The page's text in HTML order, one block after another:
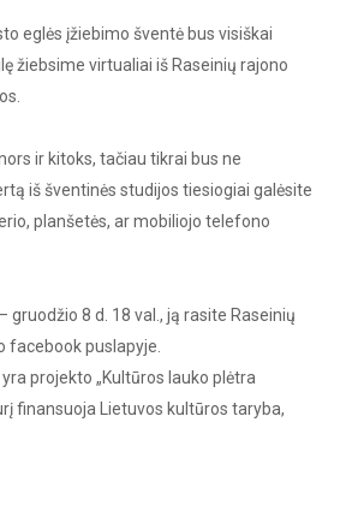
eglės įžiebimo šventė bus visiškai
žiebsime virtualiai iš Raseinių rajono
ir kitoks, tačiau tikrai bus ne
iš šventinės studijos tiesiogiai galėsite
planšetės, ar mobiliojo telefono
gruodžio 8 d. 18 val., ją rasite Raseinių
facebook puslapyje.
projekto „Kultūros lauko plėtra
finansuoja Lietuvos kultūros taryba,